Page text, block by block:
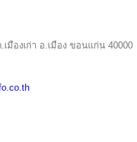
มืองเก่า อ.เมือง ขอนแก่น 40000